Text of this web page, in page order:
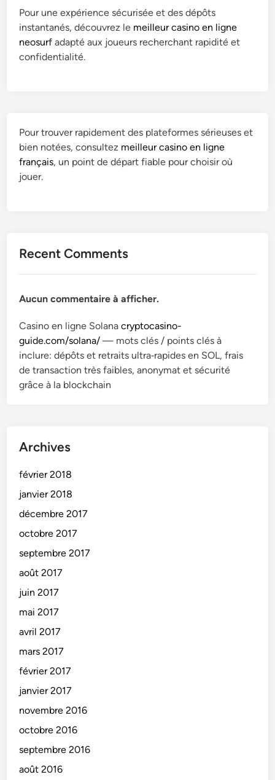
Pour une expérience sécurisée et des dépôts
instantanés, découvrez le meilleur casino en ligne
neosurf adapté aux joueurs recherchant rapidité et
confidentialité.
Pour trouver rapidement des plateformes sérieuses et
bien notées, consultez meilleur casino en ligne
français, un point de départ fiable pour choisir où
jouer.
Recent Comments
Aucun commentaire à afficher.
Casino en ligne Solanacryptocasino-
guide.com/solana/ — mots clés / points clés à
inclure: dépôts et retraits ultra‑rapides en SOL, frais
de transaction très faibles, anonymat et sécurité
grâce à la blockchain
Archives
février 2018
janvier 2018
décembre 2017
octobre 2017
septembre 2017
août 2017
juin 2017
mai 2017
avril 2017
mars 2017
février 2017
janvier 2017
novembre 2016
octobre 2016
septembre 2016
août 2016